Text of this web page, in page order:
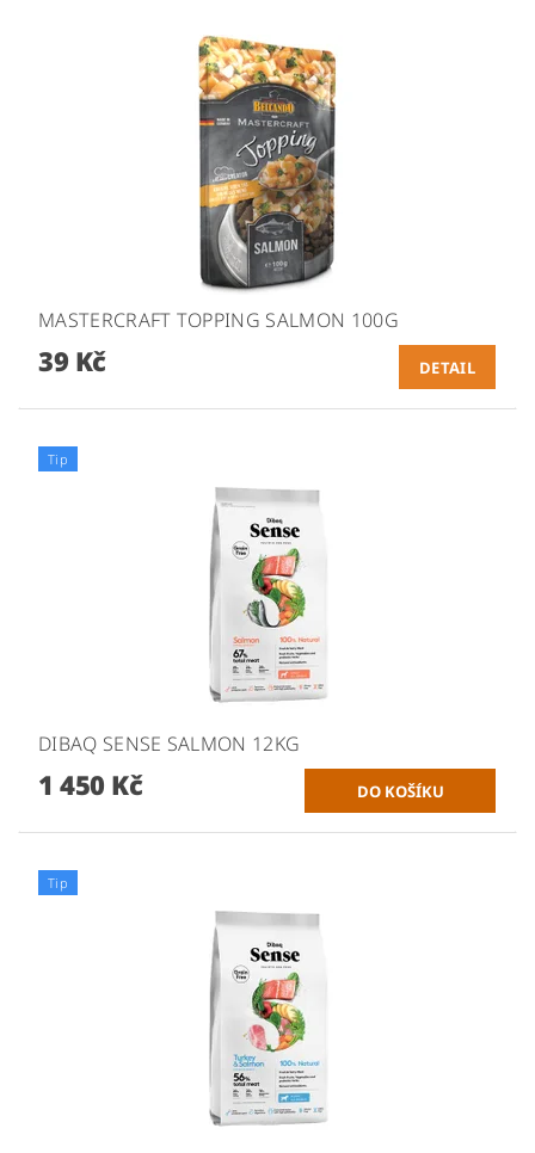
MASTERCRAFT TOPPING SALMON 100G
39 Kč DETAIL
Tip
DIBAQ SENSE SALMON 12KG
1 450 Kč
Tip